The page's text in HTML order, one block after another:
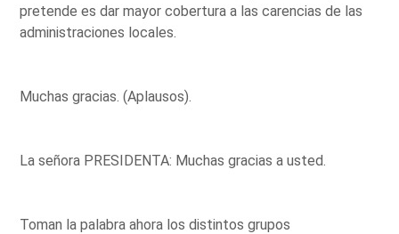
pretende es dar mayor cobertura a las carencias de las
administraciones locales.
Muchas gracias. (Aplausos).
La señora PRESIDENTA: Muchas gracias a usted.
Toman la palabra ahora los distintos grupos